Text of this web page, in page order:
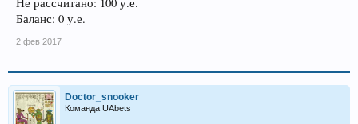
Баланс: 0 у.е.
2 фев 2017
Doctor_snooker
Команда UAbets